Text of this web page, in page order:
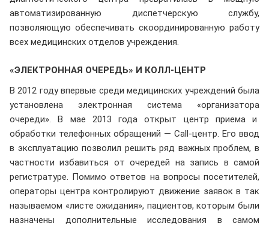
автоматизированную диспетчерскую службу,
позволяющую обеспечивать скоординированную работу
всех медицинских отделов учреждения.
«ЭЛЕКТРОННАЯ ОЧЕРЕДЬ» И КОЛЛ-ЦЕНТР
В 2012 году впервые среди медицинских учреждений была
установлена электронная система «организатора
очереди». В мае 2013 года открыт центр приема и
обработки телефонных обращений — Call-центр. Его ввод
в эксплуатацию позволил решить ряд важных проблем, в
частности избавиться от очередей на запись в самой
регистратуре. Помимо ответов на вопросы посетителей,
операторы центра контролируют движение заявок в так
называемом «листе ожидания», пациентов, которым были
назначены дополнительные исследования в самом